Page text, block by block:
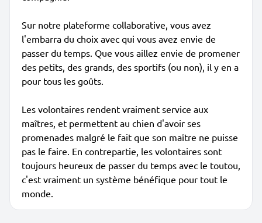
Sur notre plateforme collaborative, vous avez
l'embarra du choix avec qui vous avez envie de
passer du temps. Que vous aillez envie de promener
des petits, des grands, des sportifs (ou non), il y en a
pour tous les goûts.
Les volontaires rendent vraiment service aux
maîtres, et permettent au chien d'avoir ses
promenades malgré le fait que son maître ne puisse
pas le faire. En contrepartie, les volontaires sont
toujours heureux de passer du temps avec le toutou,
c'est vraiment un système bénéfique pour tout le
monde.